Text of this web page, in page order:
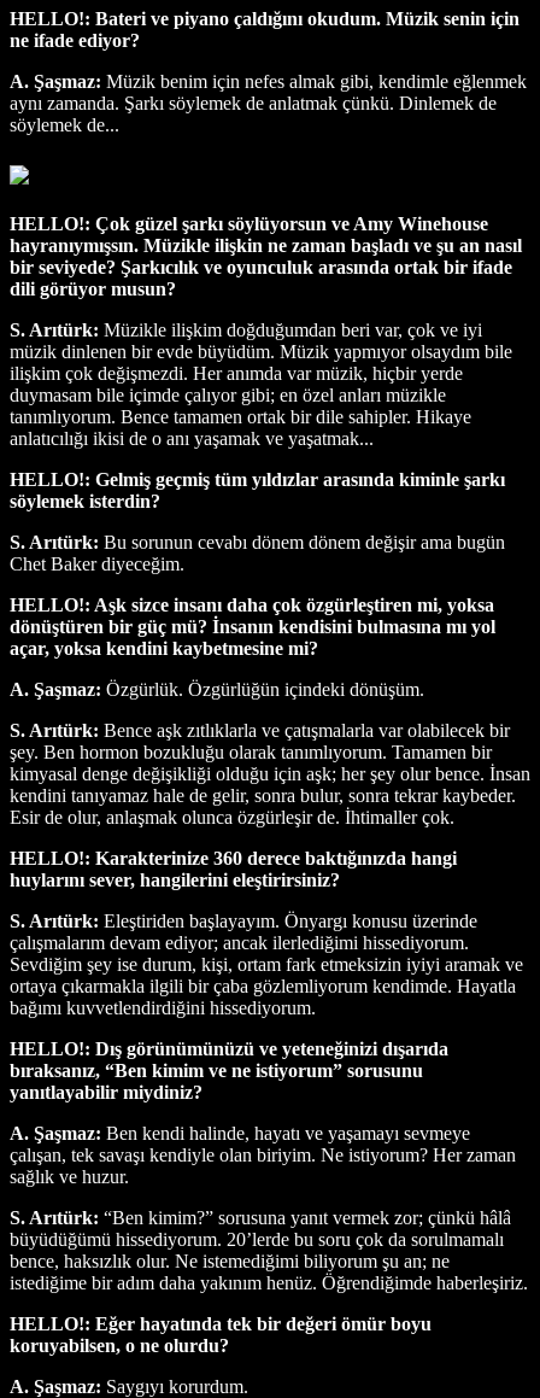
HELLO!: Bateri ve piyano çaldığını okudum. Müzik senin için
ne ifade ediyor?
A. Şaşmaz: Müzik benim için nefes almak gibi, kendimle eğlenmek
aynı zamanda. Şarkı söylemek de anlatmak çünkü. Dinlemek de
söylemek de...
HELLO!: Çok güzel şarkı söylüyorsun ve Amy Winehouse
hayranıymışsın. Müzikle ilişkin ne zaman başladı ve şu an nasıl
bir seviyede? Şarkıcılık ve oyunculuk arasında ortak bir ifade
dili görüyor musun?
S. Arıtürk: Müzikle ilişkim doğduğumdan beri var, çok ve iyi
müzik dinlenen bir evde büyüdüm. Müzik yapmıyor olsaydım bile
ilişkim çok değişmezdi. Her anımda var müzik, hiçbir yerde
duymasam bile içimde çalıyor gibi; en özel anları müzikle
tanımlıyorum. Bence tamamen ortak bir dile sahipler. Hikaye
anlatıcılığı ikisi de o anı yaşamak ve yaşatmak...
HELLO!: Gelmiş geçmiş tüm yıldızlar arasında kiminle şarkı
söylemek isterdin?
S. Arıtürk: Bu sorunun cevabı dönem dönem değişir ama bugün
Chet Baker diyeceğim.
HELLO!: Aşk sizce insanı daha çok özgürleştiren mi, yoksa
dönüştüren bir güç mü? İnsanın kendisini bulmasına mı yol
açar, yoksa kendini kaybetmesine mi?
A. Şaşmaz: Özgürlük. Özgürlüğün içindeki dönüşüm.
S. Arıtürk: Bence aşk zıtlıklarla ve çatışmalarla var olabilecek bir
şey. Ben hormon bozukluğu olarak tanımlıyorum. Tamamen bir
kimyasal denge değişikliği olduğu için aşk; her şey olur bence. İnsan
kendini tanıyamaz hale de gelir, sonra bulur, sonra tekrar kaybeder.
Esir de olur, anlaşmak olunca özgürleşir de. İhtimaller çok.
HELLO!: Karakterinize 360 derece baktığınızda hangi
huylarını sever, hangilerini eleştirirsiniz?
S. Arıtürk: Eleştiriden başlayayım. Önyargı konusu üzerinde
çalışmalarım devam ediyor; ancak ilerlediğimi hissediyorum.
Sevdiğim şey ise durum, kişi, ortam fark etmeksizin iyiyi aramak ve
ortaya çıkarmakla ilgili bir çaba gözlemliyorum kendimde. Hayatla
bağımı kuvvetlendirdiğini hissediyorum.
HELLO!: Dış görünümünüzü ve yeteneğinizi dışarıda
bıraksanız, “Ben kimim ve ne istiyorum” sorusunu
yanıtlayabilir miydiniz?
A. Şaşmaz: Ben kendi halinde, hayatı ve yaşamayı sevmeye
çalışan, tek savaşı kendiyle olan biriyim. Ne istiyorum? Her zaman
sağlık ve huzur.
S. Arıtürk: “Ben kimim?” sorusuna yanıt vermek zor; çünkü hâlâ
büyüdüğümü hissediyorum. 20’lerde bu soru çok da sorulmamalı
bence, haksızlık olur. Ne istemediğimi biliyorum şu an; ne
istediğime bir adım daha yakınım henüz. Öğrendiğimde haberleşiriz.
HELLO!: Eğer hayatında tek bir değeri ömür boyu
koruyabilsen, o ne olurdu?
A. Şaşmaz: Saygıyı korurdum.